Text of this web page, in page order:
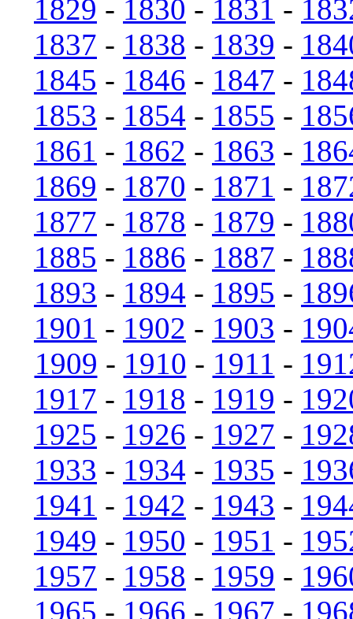
1829 - 1830 - 1831 -
1837 - 1838 - 1839 -
1845 - 1846 - 1847 -
1853 - 1854 - 1855 -
1861 - 1862 - 1863 -
1869 - 1870 - 1871 -
1877 - 1878 - 1879 -
1885 - 1886 - 1887 -
1893 - 1894 - 1895 -
1901 - 1902 - 1903 -
1909 - 1910 - 1911 -
1917 - 1918 - 1919 -
1925 - 1926 - 1927 -
1933 - 1934 - 1935 -
1941 - 1942 - 1943 -
1949 - 1950 - 1951 -
1957 - 1958 - 1959 -
1965 - 1966 - 1967 -